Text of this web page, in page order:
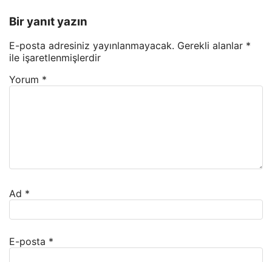
Bir yanıt yazın
E-posta adresiniz yayınlanmayacak. Gerekli alanlar *
ile işaretlenmişlerdir
Yorum *
Ad *
E-posta *